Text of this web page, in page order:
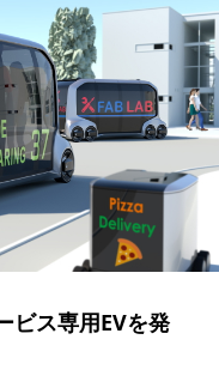
ビス専用EVを発